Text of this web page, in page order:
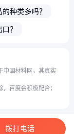
种类多吗？
？
中国材料网，其真实
百度会积极配合；
拨打电话